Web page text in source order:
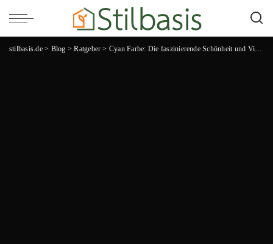
stilbasis.de> Blog >Ratgeber > Cyan Farbe: Die faszinierende Schönheit und Vielseitigkeit einer einzigartigen Nuance